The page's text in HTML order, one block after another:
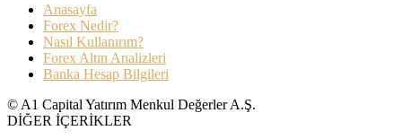
Anasayfa
Forex Nedir?
Nasıl Kullanırım?
Forex Altın Analizleri
Banka Hesap Bilgileri
© A1 Capital Yatırım Menkul Değerler A.Ş.
DİĞER İÇERİKLER